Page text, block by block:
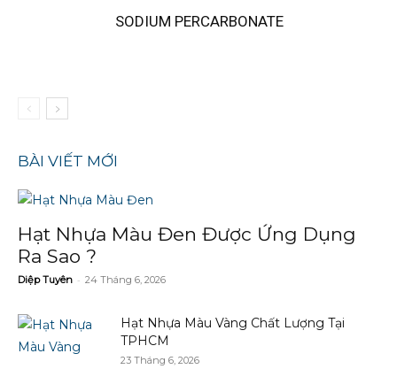
SODIUM PERCARBONATE
BÀI VIẾT MỚI
Hạt Nhựa Màu Đen Được Ứng Dụng
Ra Sao ?
Diệp Tuyên - 24 Tháng 6, 2026
Hạt Nhựa Màu Vàng Chất Lượng Tại
TPHCM
23 Tháng 6, 2026